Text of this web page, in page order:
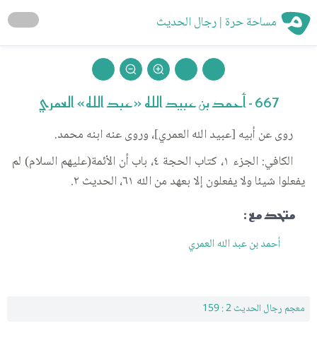
مساحة حرة | رجال الحديث
667 - أحمد بن عبيد الله «عبد الله» العمري
روى عن أبيه [عبيد الله العمري]، وروى عنه ابنه محمد.
الكافي: الجزء ١، كتاب الحجة ٤، باب أن الأئمة(عليهم السلام) لم
يفعلوا شيئا ولا يفعلون إلا بعهد من الله ٦١، الحديث ٢.
متحد مع :
أحمد بن عبد الله العمري
معجم رجال الحديث 2 : 159